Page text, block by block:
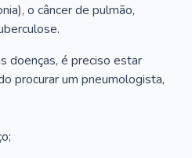
o câncer de pulmão,
doenças, é preciso estar
procurar um pneumologista,